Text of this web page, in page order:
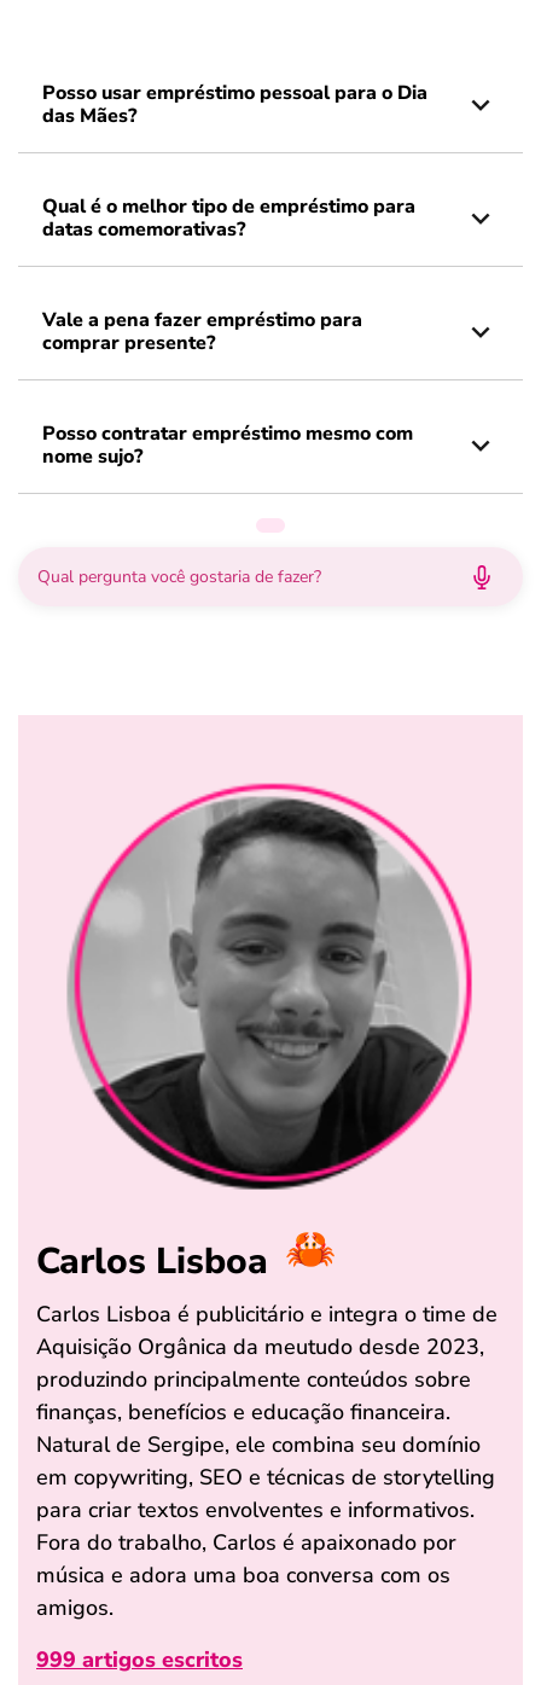
Posso usar empréstimo pessoal para o Dia
das Mães?
Qual é o melhor tipo de empréstimo para
datas comemorativas?
Vale a pena fazer empréstimo para
comprar presente?
Posso contratar empréstimo mesmo com
nome sujo?
Carlos Lisboa
Carlos Lisboa é publicitário e integra o time de
Aquisição Orgânica da meutudo desde 2023,
produzindo principalmente conteúdos sobre
finanças, benefícios e educação financeira.
Natural de Sergipe, ele combina seu domínio
em copywriting, SEO e técnicas de storytelling
para criar textos envolventes e informativos.
Fora do trabalho, Carlos é apaixonado por
música e adora uma boa conversa com os
amigos.
999 artigos escritos